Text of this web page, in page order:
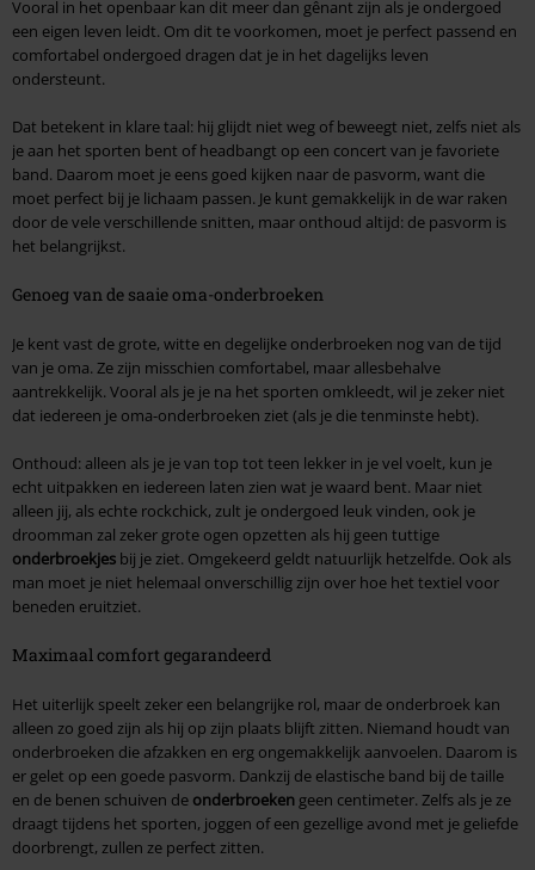
Vooral in het openbaar kan dit meer dan gênant zijn als je ondergoed
een eigen leven leidt. Om dit te voorkomen, moet je perfect passend en
comfortabel ondergoed dragen dat je in het dagelijks leven
ondersteunt.
Dat betekent in klare taal: hij glijdt niet weg of beweegt niet, zelfs niet als
je aan het sporten bent of headbangt op een concert van je favoriete
band. Daarom moet je eens goed kijken naar de pasvorm, want die
moet perfect bij je lichaam passen. Je kunt gemakkelijk in de war raken
door de vele verschillende snitten, maar onthoud altijd: de pasvorm is
het belangrijkst.
Genoeg van de saaie oma-onderbroeken
Je kent vast de grote, witte en degelijke onderbroeken nog van de tijd
van je oma. Ze zijn misschien comfortabel, maar allesbehalve
aantrekkelijk. Vooral als je je na het sporten omkleedt, wil je zeker niet
dat iedereen je oma-onderbroeken ziet (als je die tenminste hebt).
Onthoud: alleen als je je van top tot teen lekker in je vel voelt, kun je
echt uitpakken en iedereen laten zien wat je waard bent. Maar niet
alleen jij, als echte rockchick, zult je ondergoed leuk vinden, ook je
droomman zal zeker grote ogen opzetten als hij geen tuttige
onderbroekjes bij je ziet. Omgekeerd geldt natuurlijk hetzelfde. Ook als
man moet je niet helemaal onverschillig zijn over hoe het textiel voor
beneden eruitziet.
Maximaal comfort gegarandeerd
Het uiterlijk speelt zeker een belangrijke rol, maar de onderbroek kan
alleen zo goed zijn als hij op zijn plaats blijft zitten. Niemand houdt van
onderbroeken die afzakken en erg ongemakkelijk aanvoelen. Daarom is
er gelet op een goede pasvorm. Dankzij de elastische band bij de taille
en de benen schuiven de onderbroeken geen centimeter. Zelfs als je ze
draagt tijdens het sporten, joggen of een gezellige avond met je geliefde
doorbrengt, zullen ze perfect zitten.